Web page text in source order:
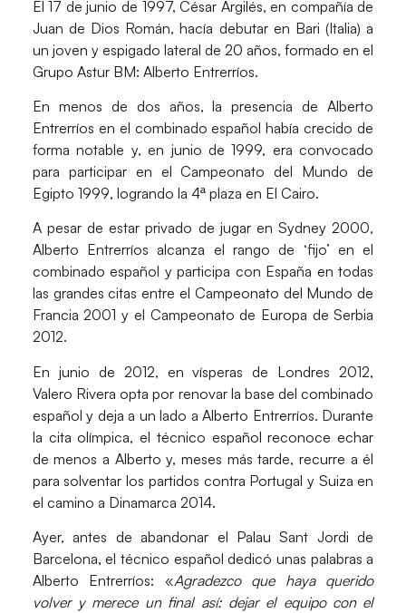
El 17 de junio de 1997,César Argilés, en compañía de
Juan de Dios Román, hacía debutar en Bari (Italia) a
un joven y espigado lateral de 20 años, formado en el
Grupo Astur BM: Alberto Entrerríos.
En menos de dos años, la presencia de Alberto
Entrerríos en el combinado español había crecido de
forma notable y, en junio de 1999, era convocado
para participar en elCampeonato del Mundo de
Egipto 1999, logrando la 4ª plaza en El Cairo.
A pesar de estar privado de jugar enSydney 2000,
Alberto Entrerríos alcanza el rango de ‘fijo’ en el
combinado español y participa con España en todas
las grandes citas entre el Campeonato del Mundo de
Francia 2001 y el Campeonato de Europa de Serbia
2012.
En junio de 2012, en vísperas de Londres 2012,
Valero Rivera opta por renovar la base del combinado
español y deja a un lado a Alberto Entrerríos. Durante
la cita olímpica, el técnico español reconoce echar
de menos a Alberto y, meses más tarde, recurre a él
para solventar los partidos contra Portugal y Suiza en
el camino a Dinamarca 2014.
Ayer, antes de abandonar el Palau Sant Jordi de
Barcelona, el técnico español dedicó unas palabras a
Alberto Entrerríos: «Agradezco que haya querido
volver y merece un final así: dejar el equipo con el